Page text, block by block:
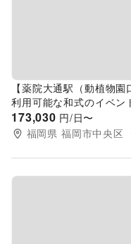
【薬院大通駅（動植物
利用可能な和式のイベン
173,030 円/日〜
福岡県 福岡市中央区